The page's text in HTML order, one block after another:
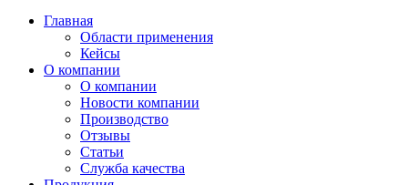
Главная
Области применения
Кейсы
О компании
О компании
Новости компании
Производство
Отзывы
Статьи
Служба качества